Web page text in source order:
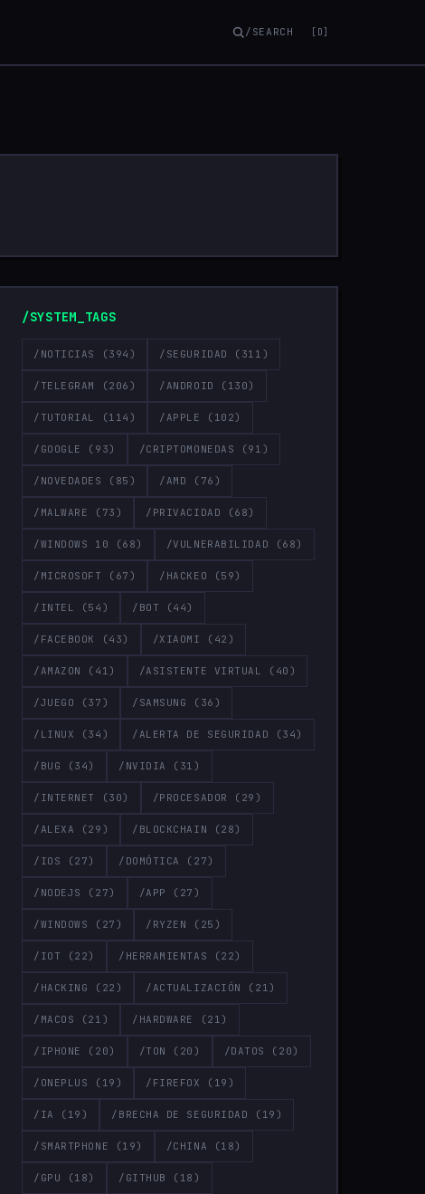
/SEARCH [D]
/SYSTEM_TAGS
/NOTICIAS (394) /SEGURIDAD (311)
/TELEGRAM (206) /ANDROID (130)
/TUTORIAL (114) /APPLE (102)
/GOOGLE (93) /CRIPTOMONEDAS (91)
/NOVEDADES (85) /AMD (76)
/MALWARE (73) /PRIVACIDAD (68)
/WINDOWS 10 (68) /VULNERABILIDAD (68)
/MICROSOFT (67) /HACKEO (59)
/INTEL (54) /BOT (44)
/FACEBOOK (43) /XIAOMI (42)
/AMAZON (41) /ASISTENTE VIRTUAL (40)
/JUEGO (37) /SAMSUNG (36)
/LINUX (34) /ALERTA DE SEGURIDAD (34)
/BUG (34) /NVIDIA (31)
/INTERNET (30) /PROCESADOR (29)
/ALEXA (29) /BLOCKCHAIN (28)
/IOS (27) /DOMÓTICA (27)
/NODEJS (27) /APP (27)
/WINDOWS (27) /RYZEN (25)
/IOT (22) /HERRAMIENTAS (22)
/HACKING (22) /ACTUALIZACIÓN (21)
/MACOS (21) /HARDWARE (21)
/IPHONE (20) /TON (20) /DATOS (20)
/ONEPLUS (19) /FIREFOX (19)
/IA (19) /BRECHA DE SEGURIDAD (19)
/SMARTPHONE (19) /CHINA (18)
/GPU (18) /GITHUB (18)